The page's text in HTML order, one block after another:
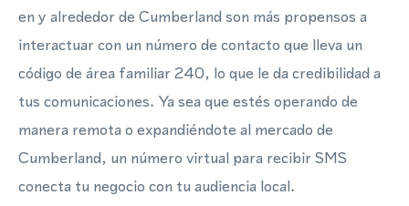
en y alrededor de Cumberland son más propensos a
interactuar con un número de contacto que lleva un
código de área familiar 240, lo que le da credibilidad a
tus comunicaciones. Ya sea que estés operando de
manera remota o expandiéndote al mercado de
Cumberland, un número virtual para recibir SMS
conecta tu negocio con tu audiencia local.